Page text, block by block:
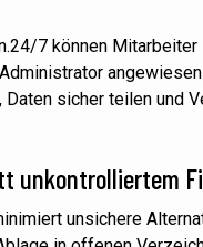
7 können
sicher teilen und
unkontrolliertem
unsichere